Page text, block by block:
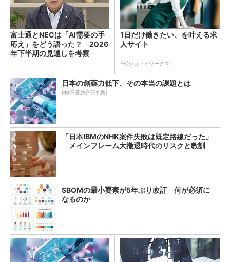
富士通とNECは「AI需要の手
応え」をどう語った？ 2026
年下半期の見通しを考察
1日だけ働きたい、を叶える求
人サイト
PR(ショットワークス)
日本の創薬力低下、その本当の課題とは
PR(三菱総合研究所)
「日本IBMのNHK案件失敗は既定路線だった」
メインフレーム大撤退時代のリスクと教訓
SBOMの最小要素が5年ぶり改訂 何が必須に
なるのか